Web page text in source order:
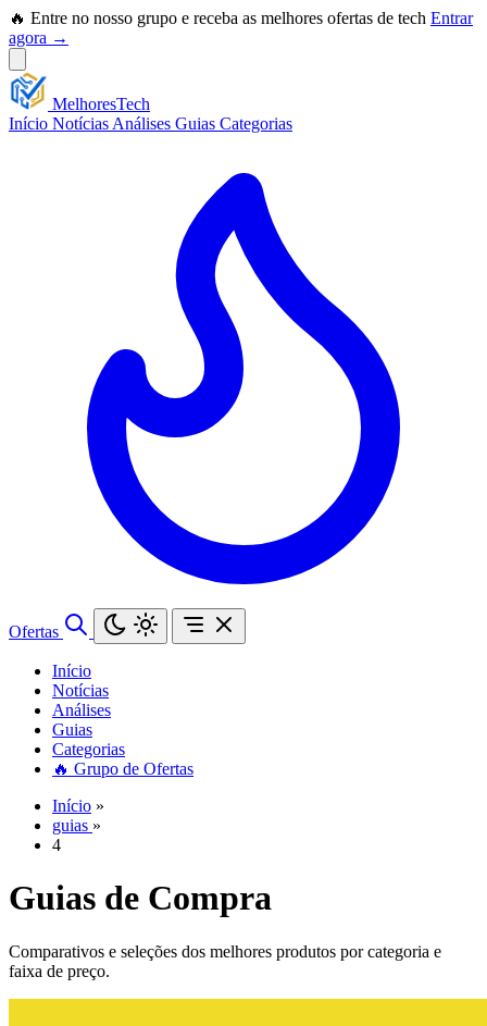
🔥 Entre no nosso grupo e receba as melhores ofertas de tech Entrar
agora →
MelhoresTech
Início Notícias Análises Guias Categorias
Ofertas
Início
Notícias
Análises
Guias
Categorias
🔥 Grupo de Ofertas
Início »
guias »
4
Guias de Compra
Comparativos e seleções dos melhores produtos por categoria e
faixa de preço.